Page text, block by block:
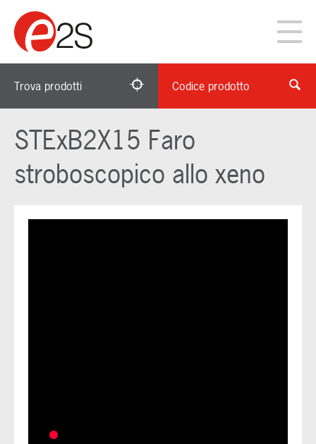
Trova prodotti Codice prodotto
STExB2X15 Faro
stroboscopico allo xeno